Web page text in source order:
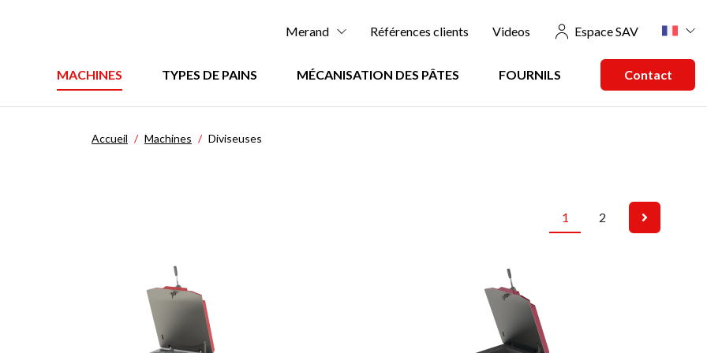
Menu
Top
Merand Références clients Videos Espace SAV
Menu
:
principal
MACHINES TYPES DE PAINS MÉCANISATION DES PÂTES FOURNILS Contact
Accueil Machines Diviseuses
1 2